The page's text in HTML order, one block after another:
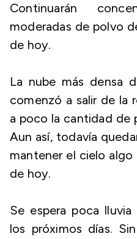
Continuarán
moderadas de polvo
de hoy.
La nube más densa
comenzó a salir de la
a poco la cantidad de
Aun así, todavía
mantener el cielo
de hoy.
Se espera poca
los próximos días.